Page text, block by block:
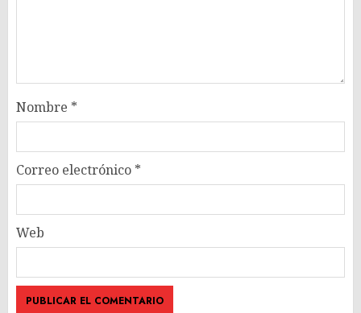
Nombre *
Correo electrónico *
Web